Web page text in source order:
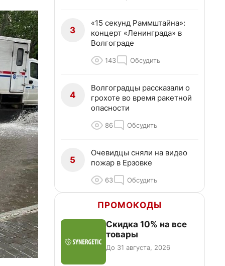
3
«15 секунд Раммштайна»:
концерт «Ленинграда» в
Волгограде
143 Обсудить
4
Волгоградцы рассказали о
грохоте во время ракетной
опасности
86 Обсудить
5
Очевидцы сняли на видео
пожар в Ерзовке
63 Обсудить
ПРОМОКОДЫ
Скидка 10% на все
товары
До 31 августа, 2026